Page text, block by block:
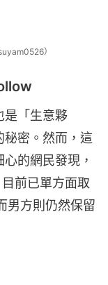
）
是「生意夥
密。然而，這
的網民發現，
前已單方面取
男方則仍然保留